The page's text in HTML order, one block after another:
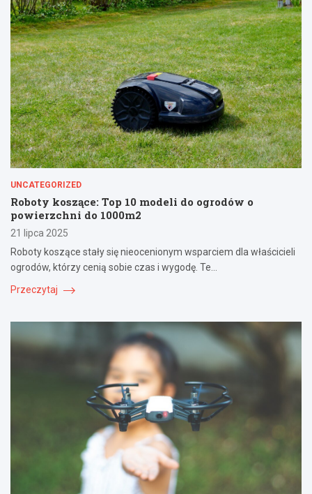
UNCATEGORIZED
Roboty koszące: Top 10 modeli do ogrodów o
powierzchni do 1000m2
21 lipca 2025
Roboty koszące stały się nieocenionym wsparciem dla właścicieli
ogrodów, którzy cenią sobie czas i wygodę. Te…
Przeczytaj